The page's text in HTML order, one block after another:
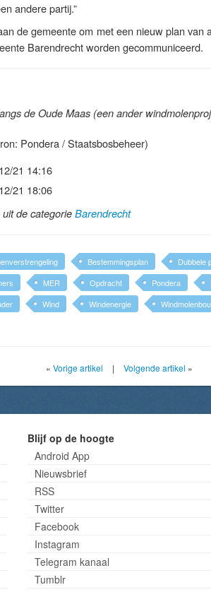
andere partij.”
de gemeente om met een nieuw plan van
Barendrecht worden gecommuniceerd.
de Oude Maas (een ander
Pondera / Staatsbosbeheer)
21 14:16
21 18:06
de categorie Barendrecht
Bestemmingsplan Dubbele
MER Opdracht Pondera
Wind Windenergie
« Vorige artikel | Volgende artikel »
Blijf op de hoogte
Android App
Nieuwsbrief
RSS
Twitter
Facebook
Instagram
Telegram kanaal
Tumblr